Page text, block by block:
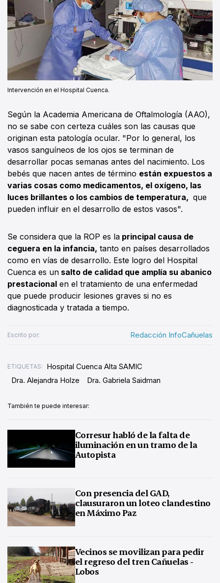
Intervención en el Hospital Cuenca.
Según la Academia Americana de Oftalmología (AAO),
no se sabe con certeza cuáles son las causas que
originan esta patología ocular. "Por lo general, los
vasos sanguíneos de los ojos se terminan de
desarrollar pocas semanas antes del nacimiento. Los
bebés que nacen antes de término están expuestos a
varias cosas como medicamentos, el oxígeno, las
luces brillantes o los cambios de temperatura, que
pueden influir en el desarrollo de estos vasos".
Se considera que la ROP es la principal causa de
ceguera en la infancia, tanto en países desarrollados
como en vías de desarrollo. Este logro del Hospital
Cuenca es un salto de calidad que amplía su abanico
prestacional en el tratamiento de una enfermedad
que puede producir lesiones graves si no es
diagnosticada y tratada a tiempo.
Escrito por: Redacción InfoCañuelas
ETIQUETAS:
Hospital Cuenca Alta SAMIC
Dra. Alejandra Holze
Dra. Gabriela Saidman
También te puede interesar:
Corresur habló de la falta de
iluminación en un tramo de la
Autopista
Con presencia del GAD,
clausuraron un loteo clandestino
en Máximo Paz
Vecinos se movilizan para pedir
el regreso del tren Cañuelas -
Lobos